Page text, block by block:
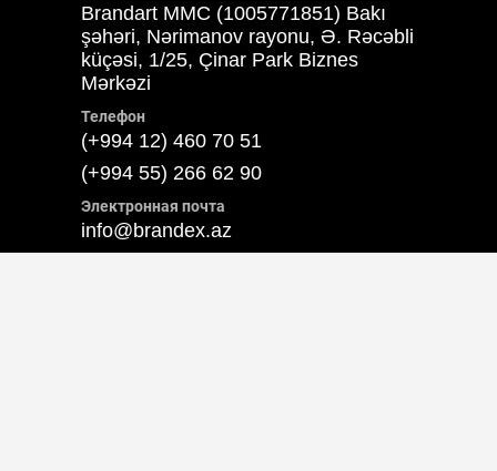
Brandart MMC (1005771851) Bakı
şəhəri, Nərimanov rayonu, Ə. Rəcəbli
küçəsi, 1/25, Çinar Park Biznes
Mərkəzi
Телефон
(+994 12) 460 70 51
(+994 55) 266 62 90
Электронная почта
info@brandex.az